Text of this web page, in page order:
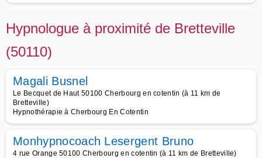
Hypnologue à proximité de Bretteville
(50110)
Magali Busnel
Le Becquet de Haut 50100 Cherbourg en cotentin (à 11 km de
Bretteville)
Hypnothérapie à Cherbourg En Cotentin
Monhypnocoach Lesergent Bruno
4 rue Orange 50100 Cherbourg en cotentin (à 11 km de Bretteville)